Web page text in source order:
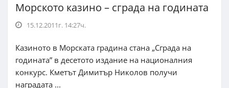
Морското казино – сграда на годината
15.12.2011г. 14:27ч.
Казиното в Морската градина стана „Сграда на
годината” в десетото издание на националния
конкурс. Кметът Димитър Николов получи
наградата ...